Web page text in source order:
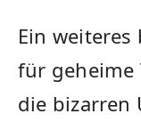
Ein
für geheime
die bizarren